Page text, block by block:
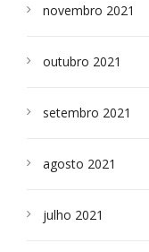
novembro 2021
outubro 2021
setembro 2021
agosto 2021
julho 2021